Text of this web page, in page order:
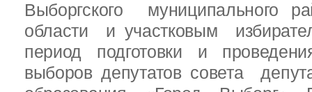
Выборгского муниципального
области и участковым
период подготовки и
выборов депутатов совета